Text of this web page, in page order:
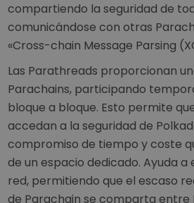
compartiendo la seguridad de
comunicándose con otras
«Cross-chain Message Parsing
Las Parathreads proporcionan
Parachains, participando
bloque a bloque. Esto permite
accedan a la seguridad de
compromiso de tiempo y coste
de un espacio dedicado. Ayuda a
red, permitiendo que el escaso
de Parachain se comparta entre